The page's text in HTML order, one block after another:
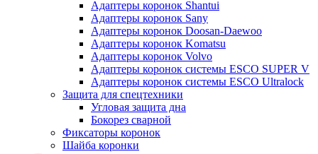
Адаптеры коронок Shantui
Адаптеры коронок Sany
Адаптеры коронок Doosan-Daewoo
Адаптеры коронок Komatsu
Адаптеры коронок Volvo
Адаптеры коронок системы ESCO SUPER V
Адаптеры коронок системы ESCO Ultralock
Защита для спецтехники
Угловая защита дна
Бокорез сварной
Фиксаторы коронок
Шайба коронки